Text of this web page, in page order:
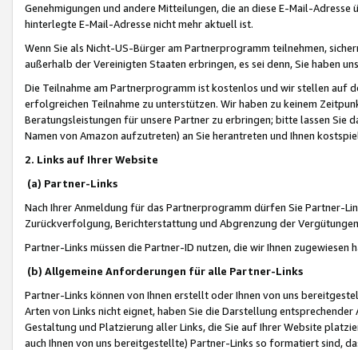
Genehmigungen und andere Mitteilungen, die an diese E-Mail-
hinterlegte E-Mail-Adresse nicht mehr aktuell ist.
Wenn Sie als Nicht-US-Bürger am Partnerprogramm teilnehmen,
außerhalb der Vereinigten Staaten erbringen, es sei denn, Sie haben
Die Teilnahme am Partnerprogramm ist kostenlos und wir stellen auf
erfolgreichen Teilnahme zu unterstützen. Wir haben zu keinem
Beratungsleistungen für unsere Partner zu erbringen; bitte lassen Sie
Namen von Amazon aufzutreten) an Sie herantreten und Ihnen
2. Links auf Ihrer Website
(a) Partner-Links
Nach Ihrer Anmeldung für das Partnerprogramm dürfen Sie Partner-
Zurückverfolgung, Berichterstattung und Abgrenzung der
Partner-Links müssen die Partner-ID nutzen, die wir Ihnen zugewiesen
(b) Allgemeine Anforderungen für alle Partner-Links
Partner-Links können von Ihnen erstellt oder Ihnen von uns
Arten von Links nicht eignet, haben Sie die Darstellung
Gestaltung und Platzierung aller Links, die Sie auf Ihrer Website
auch Ihnen von uns bereitgestellte) Partner-Links so formatiert sind,